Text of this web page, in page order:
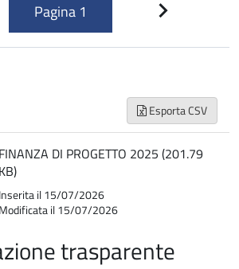
Pagina 1
Esporta CSV
FINANZA DI PROGETTO 2025 (201.79
KB)
Inserita il 15/07/2026
Modificata il 15/07/2026
trasparente